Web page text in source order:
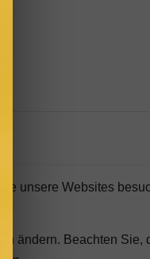
unsere Websites
ändern. Beachten Sie,